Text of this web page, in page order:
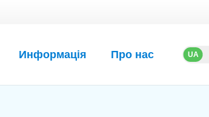
Информація Про нас UA